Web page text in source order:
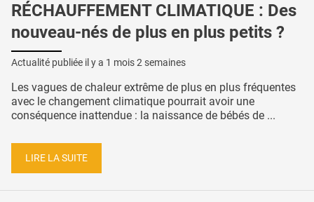
RÉCHAUFFEMENT CLIMATIQUE : Des
nouveau-nés de plus en plus petits ?
Actualité publiée il y a 1 mois 2 semaines
Les vagues de chaleur extrême de plus en plus fréquentes
avec le changement climatique pourrait avoir une
conséquence inattendue : la naissance de bébés de ...
LIRE LA SUITE